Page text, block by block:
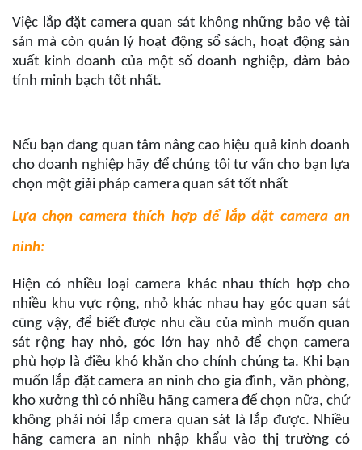
Việc lắp đặt camera quan sát không những bảo vệ tài
sản mà còn quản lý hoạt động sổ sách, hoạt động sản
xuất kinh doanh của một số doanh nghiệp, đảm bảo
tính minh bạch tốt nhất.
Nếu bạn đang quan tâm nâng cao hiệu quả kinh doanh
cho doanh nghiệp hãy để chúng tôi tư vấn cho bạn lựa
chọn một giải pháp camera quan sát tốt nhất
Lựa chọn camera thích hợp để lắp đặt camera an
ninh:
Hiện có nhiều loại camera khác nhau thích hợp cho
nhiều khu vực rộng, nhỏ khác nhau hay góc quan sát
cũng vậy, để biết được nhu cầu của mình muốn quan
sát rộng hay nhỏ, góc lớn hay nhỏ để chọn camera
phù hợp là điều khó khăn cho chính chúng ta. Khi bạn
muốn lắp đặt camera an ninh cho gia đình, văn phòng,
kho xưởng thì có nhiều hãng camera để chọn nữa, chứ
không phải nói lắp cmera quan sát là lắp được. Nhiều
hãng camera an ninh nhập khẩu vào thị trường có